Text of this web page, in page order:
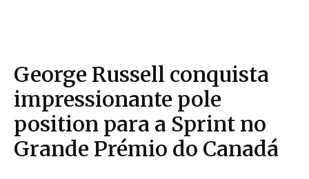
George Russell conquista
impressionante pole
position para a Sprint no
Grande Prémio do Canadá